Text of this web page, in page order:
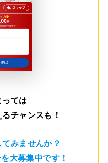
ては
チャンスも！
みませんか？
大募集中です！